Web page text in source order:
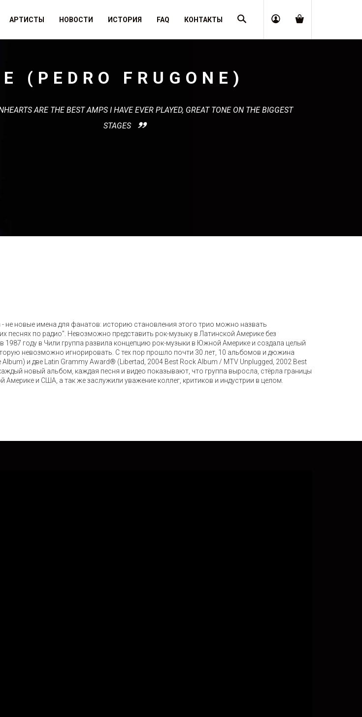
Поиск
АРТИСТЫ НОВОСТИ ИСТОРИЯ FAQ КОНТАКТЫ
FRUGONE)
ARE THE BEST AMPS I HAVE EVER PLAYED, GREAT TONE ON THE BIGGEST
STAGES
не новые имена для фанатов: историю становления этого трио можно назвать
по радио". Невозможно представить рок-музыку в Латинской Америке без
1987 году в Чили группа развила концепцию рок-музыки в Южной Америке и создала целый
невозможно игнорировать. С тех пор прошло почти 30 лет, 10 альбомов и дюжина
и две Latin Grammy Award® (Libertad, 2004 Best Rock Album / MTV Unplugged, 2002 Best
новый альбом, каждая песня и видео показывают, что группа выросла, стёрла границы
и США, а так же заслужили уважение коллег, критиков и индустрии в целом.